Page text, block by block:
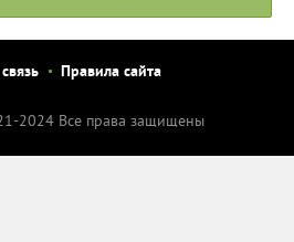
Правила сайта
2024 Все права защищены